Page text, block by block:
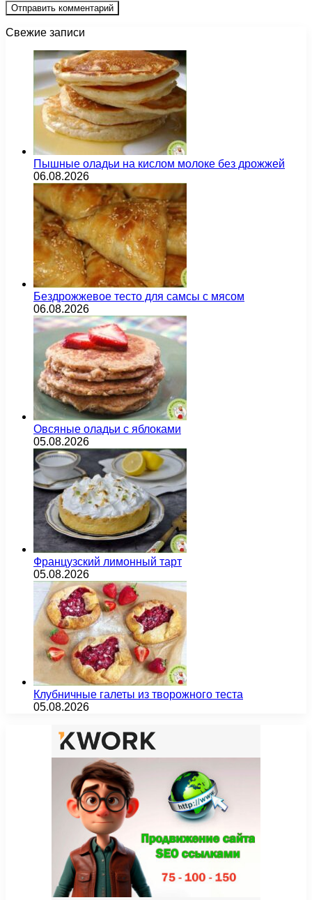
Свежие записи
Пышные оладьи на кислом молоке без дрожжей
06.08.2026
Бездрожжевое тесто для самсы с мясом
06.08.2026
Овсяные оладьи с яблоками
05.08.2026
Французский лимонный тарт
05.08.2026
Клубничные галеты из творожного теста
05.08.2026